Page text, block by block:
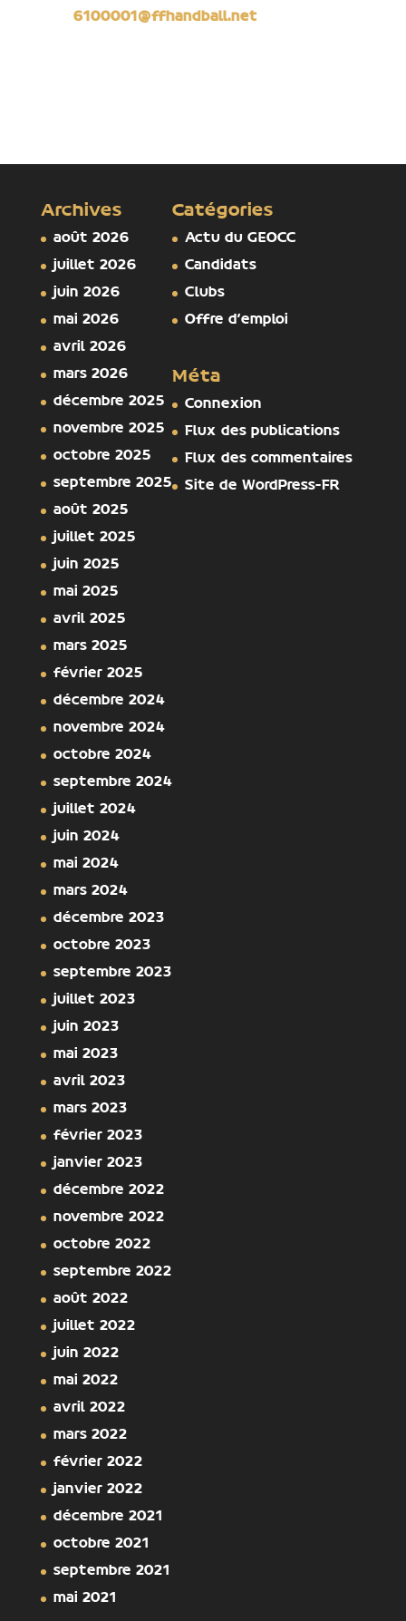
6100001@ffhandball.net
Archives
août 2026
juillet 2026
juin 2026
mai 2026
avril 2026
mars 2026
décembre 2025
novembre 2025
octobre 2025
septembre 2025
août 2025
juillet 2025
juin 2025
mai 2025
avril 2025
mars 2025
février 2025
décembre 2024
novembre 2024
octobre 2024
septembre 2024
juillet 2024
juin 2024
mai 2024
mars 2024
décembre 2023
octobre 2023
septembre 2023
juillet 2023
juin 2023
mai 2023
avril 2023
mars 2023
février 2023
janvier 2023
décembre 2022
novembre 2022
octobre 2022
septembre 2022
août 2022
juillet 2022
juin 2022
mai 2022
avril 2022
mars 2022
février 2022
janvier 2022
décembre 2021
octobre 2021
septembre 2021
mai 2021
Catégories
Actu du GEOCC
Candidats
Clubs
Offre d'emploi
Méta
Connexion
Flux des publications
Flux des commentaires
Site de WordPress-FR